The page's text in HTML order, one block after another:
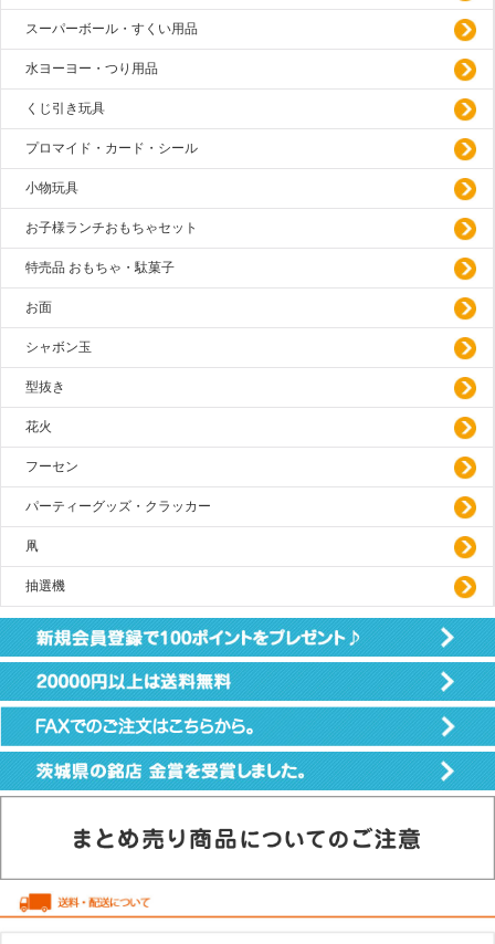
スーパーボール・すくい用品
水ヨーヨー・つり用品
くじ引き玩具
プロマイド・カード・シール
小物玩具
お子様ランチおもちゃセット
特売品 おもちゃ・駄菓子
お面
シャボン玉
型抜き
花火
フーセン
パーティーグッズ・クラッカー
凧
抽選機